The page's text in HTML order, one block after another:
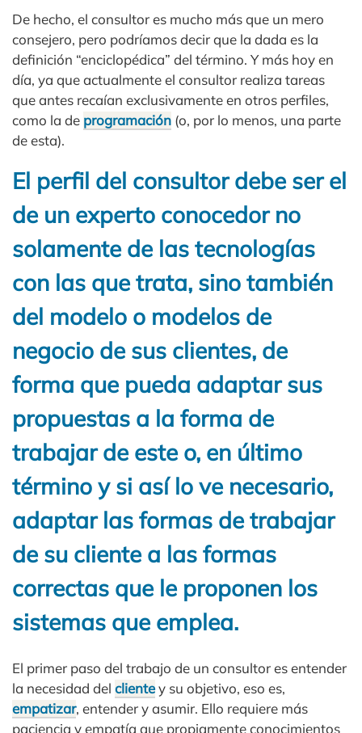
De hecho, el consultor es mucho más que un mero
consejero, pero podríamos decir que la dada es la
definición “enciclopédica” del término. Y más hoy en
día, ya que actualmente el consultor realiza tareas
que antes recaían exclusivamente en otros perfiles,
como la de programación (o, por lo menos, una parte
de esta).
El perfil del consultor debe ser el
de un experto conocedor no
solamente de las tecnologías
con las que trata, sino también
del modelo o modelos de
negocio de sus clientes, de
forma que pueda adaptar sus
propuestas a la forma de
trabajar de este o, en último
término y si así lo ve necesario,
adaptar las formas de trabajar
de su cliente a las formas
correctas que le proponen los
sistemas que emplea.
El primer paso del trabajo de un consultor es entender
la necesidad del clientey su objetivo, eso es,
empatizar, entender y asumir. Ello requiere más
paciencia y empatía que propiamente conocimientos